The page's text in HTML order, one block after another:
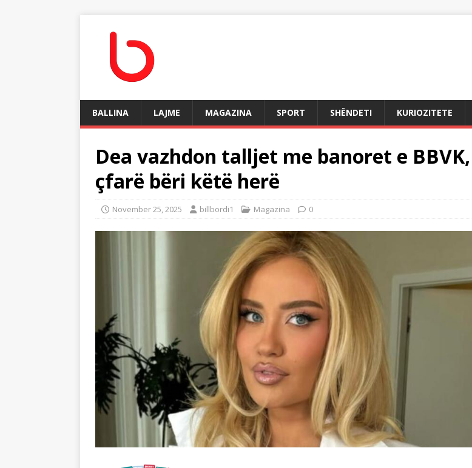
BALLINA LAJME MAGAZINA SPORT SHËNDETI KURIOZITETE
Dea vazhdon talljet me banoret e
çfarë bëri këtë herë
November 25, 2025 billbordi1 Magazina 0